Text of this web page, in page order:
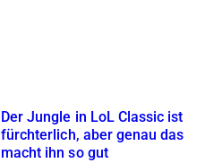
Der Jungle in LoL Classic ist
fürchterlich, aber genau das
macht ihn so gut